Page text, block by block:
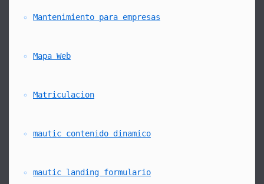
Mantenimiento para empresas
Mapa Web
Matriculacion
mautic contenido dinamico
mautic landing formulario